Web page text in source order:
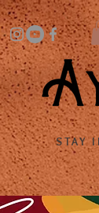
STAY